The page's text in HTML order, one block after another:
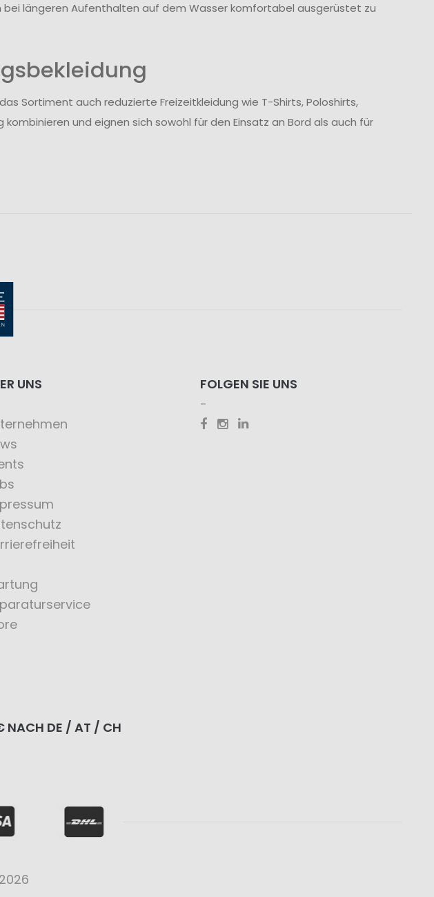
bei längeren Aufenthalten auf dem Wasser komfortabel ausgerüstet zu
Sortiment auch reduzierte Freizeitkleidung wie T-Shirts, Poloshirts,
und eignen sich sowohl für den Einsatz an Bord als auch für
UNS FOLGEN SIE UNS
NACH DE / AT / CH